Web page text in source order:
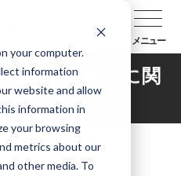
your computer.
information
website and allow
information in
your browsing
metrics about our
other media. To
メニュー
正な取扱いに関
「当協会」といいま